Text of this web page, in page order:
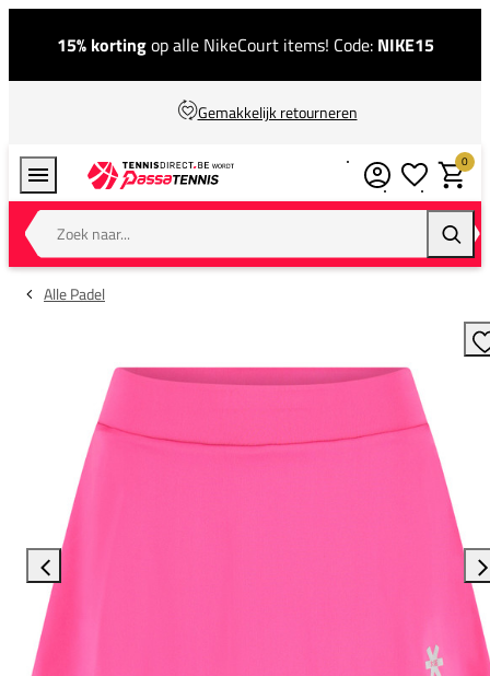
15% kortingop alle NikeCourt items! Code: NIKE15
Gemakkelijk retourneren
Zoek naar...
0
Alle Padel